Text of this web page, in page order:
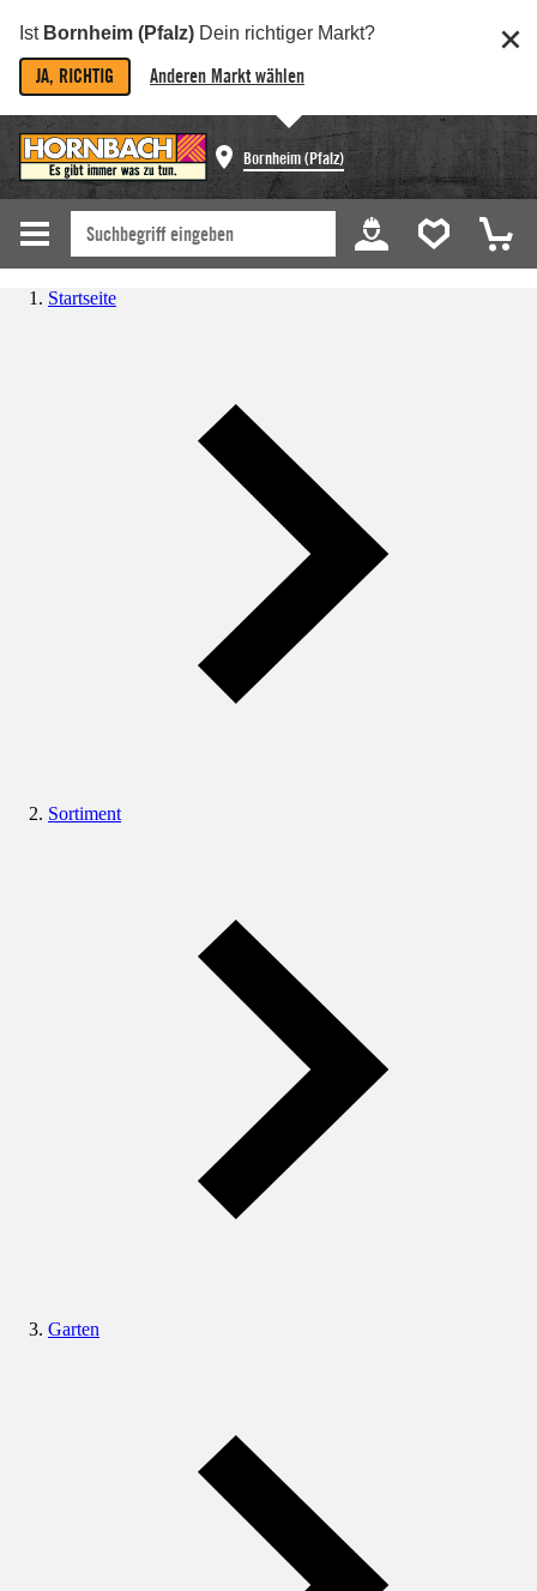
Ist Bornheim (Pfalz) Dein richtiger Markt?
JA, RICHTIG Anderen Markt wählen
Bornheim (Pfalz)
Startseite
Sortiment
Garten